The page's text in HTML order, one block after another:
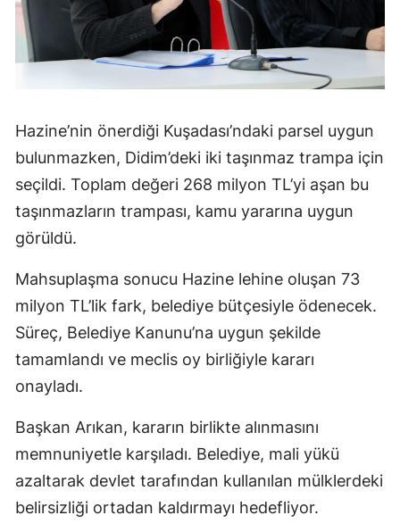
Hazine’nin önerdiği Kuşadası’ndaki parsel uygun
bulunmazken, Didim’deki iki taşınmaz trampa için
seçildi. Toplam değeri 268 milyon TL’yi aşan bu
taşınmazların trampası, kamu yararına uygun
görüldü.
Mahsuplaşma sonucu Hazine lehine oluşan 73
milyon TL’lik fark, belediye bütçesiyle ödenecek.
Süreç, Belediye Kanunu’na uygun şekilde
tamamlandı ve meclis oy birliğiyle kararı
onayladı.
Başkan Arıkan, kararın birlikte alınmasını
memnuniyetle karşıladı. Belediye, mali yükü
azaltarak devlet tarafından kullanılan mülklerdeki
belirsizliği ortadan kaldırmayı hedefliyor.